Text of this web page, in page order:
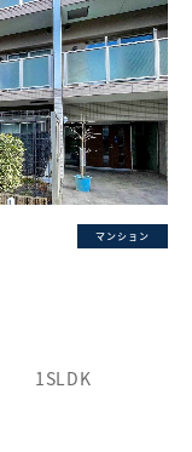
マンション
1SLDK